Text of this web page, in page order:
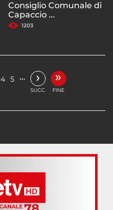
Consiglio Comunale di
Capaccio ...
1203
4 5 … ›
SUCC.
»
FINE